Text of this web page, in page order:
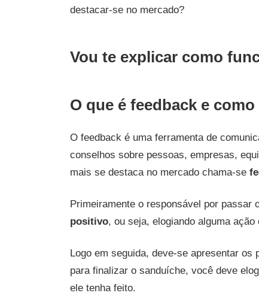
destacar-se no mercado?
Vou te explicar como
O que é feedback e
O feedback é uma ferramenta de
conselhos sobre pessoas, empresas,
mais se destaca no mercado chama-se
Primeiramente o responsável por passar
positivo, ou seja, elogiando alguma
Logo em seguida, deve-se apresentar
para finalizar o sanduíche, você deve
ele tenha feito.